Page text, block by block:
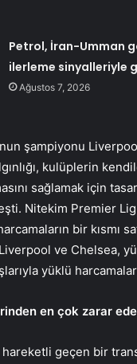
Petrol, İran-Umman
ilerleme sinyalleriyle
Ağustos 7, 2026
şampiyonu
kulüplerin
sağlamak için
Nitekim Premier Lig
bir kısmı
ve Chelsea,
yüklü
en çok zarar
geçen bir